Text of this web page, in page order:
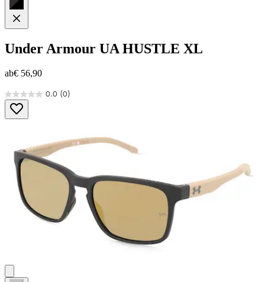
Under Armour UA HUSTLE XL
ab€ 56,90
0.0 (0)
0.0
von
5